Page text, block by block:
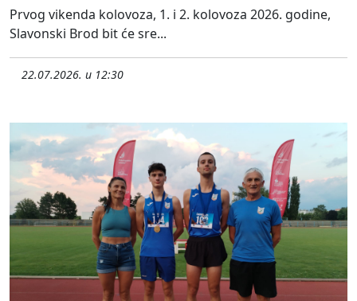
Prvog vikenda kolovoza, 1. i 2. kolovoza 2026. godine,
Slavonski Brod bit će sre...
22.07.2026. u 12:30